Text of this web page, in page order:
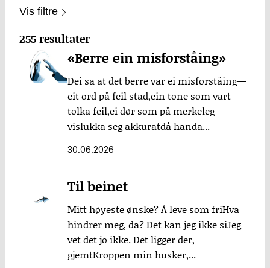
Vis filtre
255 resultater
«Berre ein misforståing»
Dei sa at det berre var ei misforståing—
eit ord på feil stad,ein tone som vart
tolka feil,ei dør som på merkeleg
vislukka seg akkuratdå handa...
30.06.2026
Til beinet
Mitt høyeste ønske? Å leve som friHva
hindrer meg, da? Det kan jeg ikke siJeg
vet det jo ikke. Det ligger der,
gjemtKroppen min husker,...